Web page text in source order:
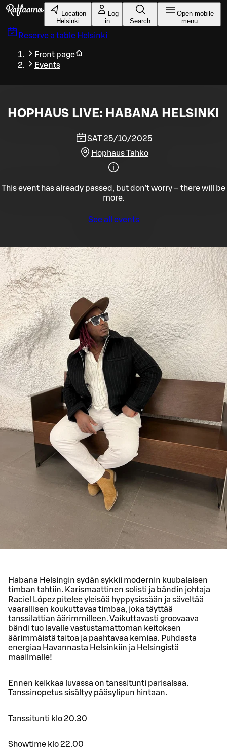
Skip to main content
Location
Helsinki
Log
in
Search
Open mobile
menu
Reserve a table Helsinki
Front page
Events
HOPHAUS LIVE: HABANA HELSINKI
SAT 25/10/2025
Hophaus Tahko
This event has already passed, but don't worry – there will be
more.
See all events
Habana Helsingin sydän sykkii modernin kuubalaisen
timban tahtiin. Karismaattinen solisti ja bändin johtaja
Raciel López pitelee yleisöä hyppysissään ja säveltää
vaarallisen koukuttavaa timbaa, joka täyttää
tanssilattian äärimmilleen. Vaikuttavasti groovaava
bändi tuo lavalle vastustamattoman keitoksen
äärimmäistä taitoa ja paahtavaa kemiaa. Puhdasta
energiaa Havannasta Helsinkiin ja Helsingistä
maailmalle!
Ennen keikkaa luvassa on tanssitunti parisalsaa.
Tanssinopetus sisältyy pääsylipun hintaan.
Tanssitunti klo 20.30
Showtime klo 22.00